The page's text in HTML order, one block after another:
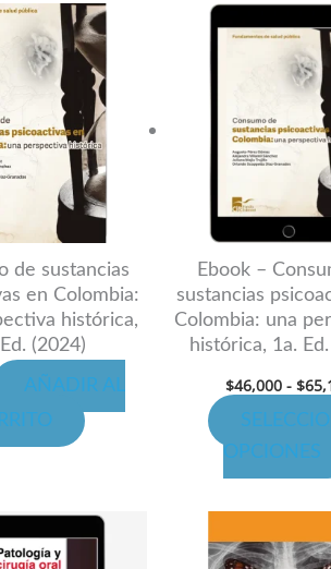
de sustancias
en Colombia:
histórica,
(2024)
AÑADIR AL
Ebook –
sustancias
Colombia: una
histórica, 1a.
$46,000 - $
OPCIONES
Rango
Este